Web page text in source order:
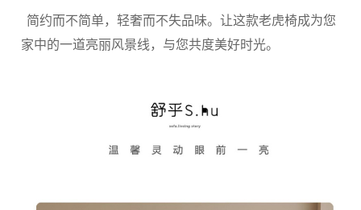
简约而不简单，轻奢而不失品味。让这款老虎椅成为您
家中的一道亮丽风景线，与您共度美好时光。